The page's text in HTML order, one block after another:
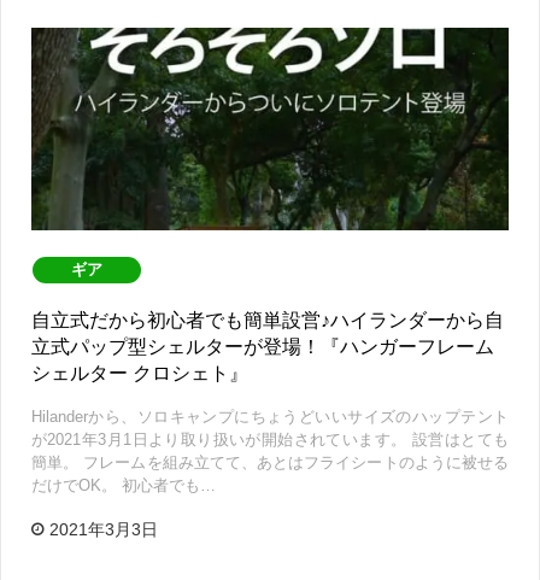
ギア
自立式だから初心者でも簡単設営♪ハイランダーから自
立式パップ型シェルターが登場！『ハンガーフレーム
シェルター クロシェト』
Hilanderから、ソロキャンプにちょうどいいサイズのハップテント
が2021年3月1日より取り扱いが開始されています。 設営はとても
簡単。 フレームを組み立てて、あとはフライシートのように被せる
だけでOK。 初心者でも…
2021年3月3日